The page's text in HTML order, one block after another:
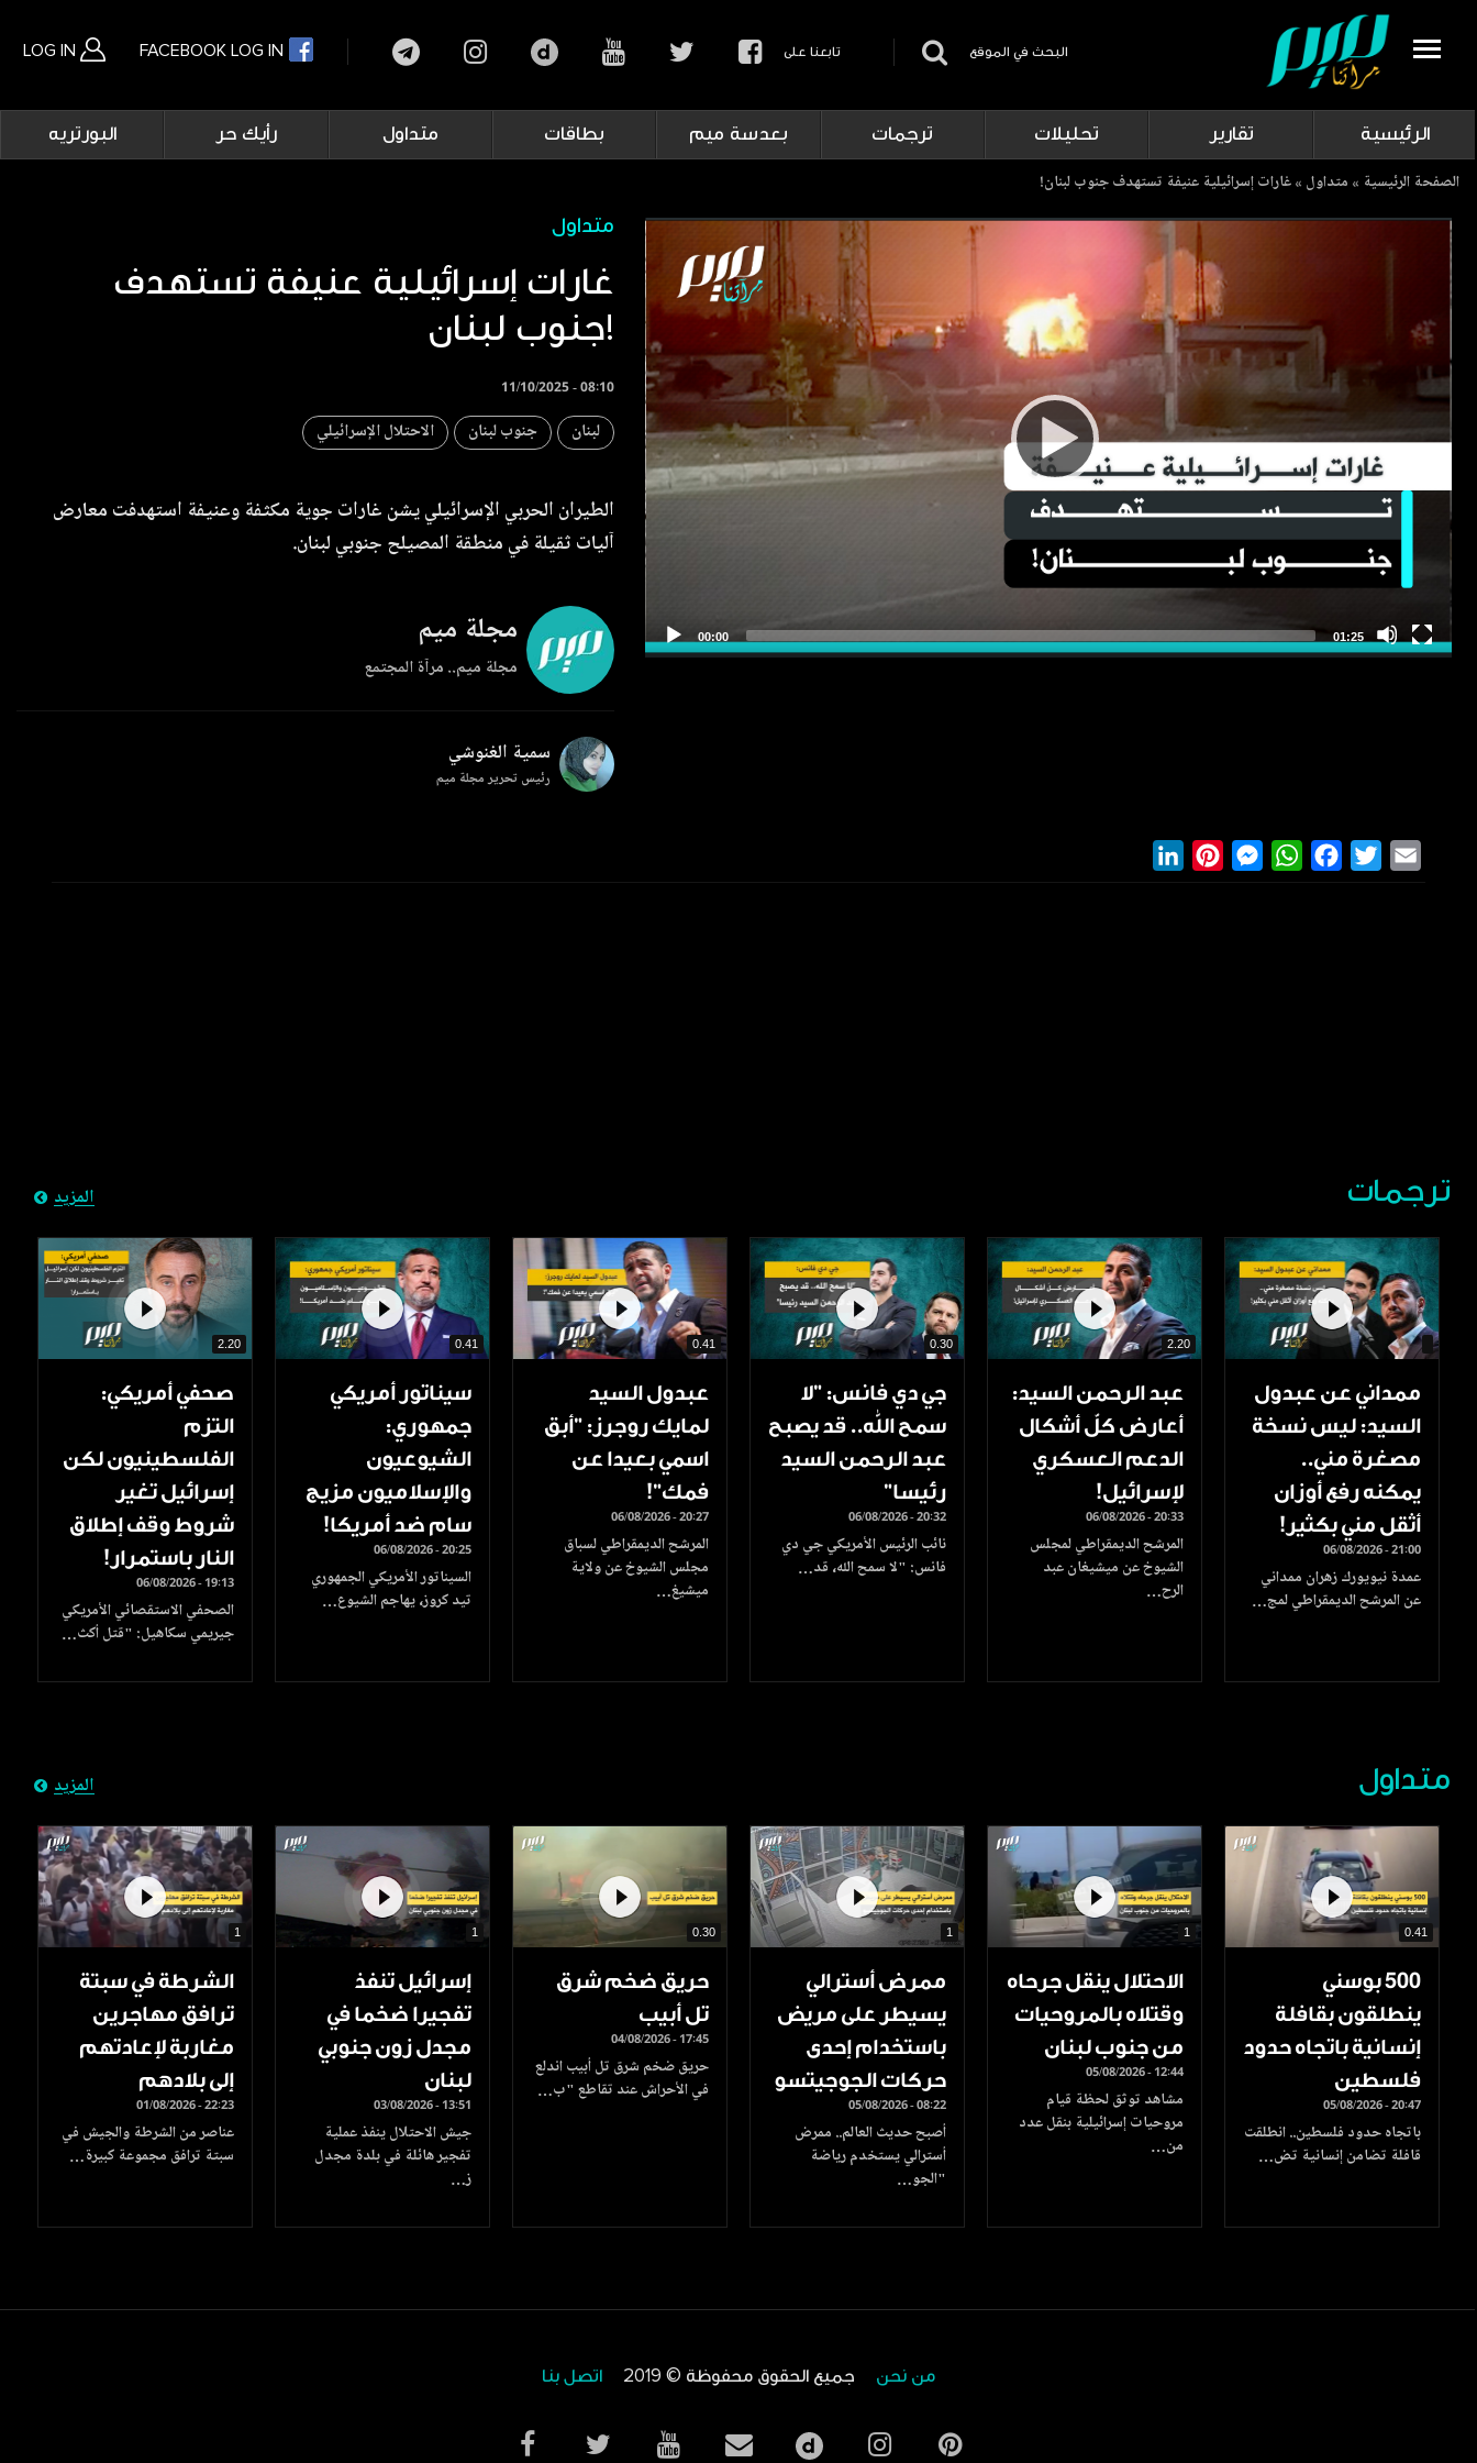
LOG IN FACEBOOK LOG IN البحث في الموقع تابعنا على
Main
navigation
الرئيسية تقارير تحليلات ترجمات بعدسة ميم بطاقات متداول رأيك حر البورتريه
Breadcrumb
الصفحة الرئيسية متداول غارات إسرائيلية عنيفة تستهدف جنوب لبنان!
متداول
غارات إسرائيلية عنيفة تستهدف
جنوب لبنان!
11/10/2025 - 08:10
لبنان جنوب لبنان الاحتلال الإسرائيلي
الطيران الحربي الإسرائيلي يشن غارات جوية مكثفة وعنيفة استهدفت معارض
آليات ثقيلة في منطقة المصيلح جنوبي لبنان.
مجلة ميم
مجلة ميم.. مرآة المجتمع
سمية الغنوشي
رئيس تحرير مجلة ميم
LinkedInPinterestMessengerWhatsAppFacebook
Twitter
ترجمات المزيد
ممداني عن عبدول
السيد: ليس نسخة
مصغرة مني..
يمكنه رفع أوزان
أثقل مني بكثير!
06/08/2026 - 21:00
عمدة نيويورك زهران ممداني
عن المرشح الديمقراطي لمج…
2.20
عبد الرحمن السيد:
أعارض كلّ أشكال
الدعم العسكري
لإسرائيل!
06/08/2026 - 20:33
المرشح الديمقراطي لمجلس
الشيوخ عن ميشيغان عبد
الرح…
0.30
جي دي فانس: ”لا
سمح الله.. قد يصبح
عبد الرحمن السيد
رئيسا”
06/08/2026 - 20:32
نائب الرئيس الأمريكي جي دي
فانس: "لا سمح الله، قد…
0.41
عبدول السيد
لمايك روجرز: "أبق
اسمي بعيدا عن
فمك"!
06/08/2026 - 20:27
المرشح الديمقراطي لسباق
مجلس الشيوخ عن ولاية
ميشيغ…
0.41
سيناتور أمريكي
جمهوري:
الشيوعيون
والإسلاميون مزيج
سام ضد أمريكا!
06/08/2026 - 20:25
السيناتور الأمريكي الجمهوري
تيد كروز، يهاجم الشيوع…
2.20
صحفي أمريكي:
التزم
الفلسطينيون لكن
إسرائيل تغير
شروط وقف إطلاق
النار باستمرار!
06/08/2026 - 19:13
الصحفي الاستقصائي الأمريكي
جيريمي سكاهيل: "قتل أكث…
متداول المزيد
0.41
500 بوسني
ينطلقون بقافلة
إنسانية باتجاه حدود
فلسطين
05/08/2026 - 20:47
باتجاه حدود فلسطين.. انطلقت
قافلة تضامن إنسانية تض…
1
الاحتلال ينقل جرحاه
وقتلاه بالمروحيات
من جنوب لبنان
05/08/2026 - 12:44
مشاهد توثق لحظة قيام
مروحيات إسرائيلية بنقل عدد
من…
1
ممرض أسترالي
يسيطر على مريض
باستخدام إحدى
حركات الجوجيتسو
05/08/2026 - 08:22
أصبح حديث العالم.. ممرض
أسترالي يستخدم رياضة
"الجو…
0.30
حريق ضخم شرق
تل أبيب
04/08/2026 - 17:45
حريق ضخم شرق تل أبيب اندلع
في الأحراش عند تقاطع "ب…
1
إسرائيل تنفذ
تفجيرا ضخما في
مجدل زون جنوبي
لبنان
03/08/2026 - 13:51
جيش الاحتلال ينفذ عملية
تفجير هائلة في بلدة مجدل
ز…
1
الشرطة في سبتة
ترافق مهاجرين
مغاربة لإعادتهم
إلى بلادهم
01/08/2026 - 22:23
عناصر من الشرطة والجيش في
سبتة ترافق مجموعة كبيرة…
من نحن جميع الحقوق محفوظة © 2019 اتصل بنا